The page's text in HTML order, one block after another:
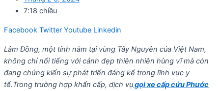
7:18 chiều
Facebook Twitter Youtube Linkedin
Lâm Đồng, một tỉnh nằm tại vùng Tây Nguyên của Việt Nam,
không chỉ nổi tiếng với cảnh đẹp thiên nhiên hùng vĩ mà còn
đang chứng kiến sự phát triển đáng kể trong lĩnh vực y
tế.Trong trường hợp khẩn cấp, dịch vụgọi xe cấp cứu Phước